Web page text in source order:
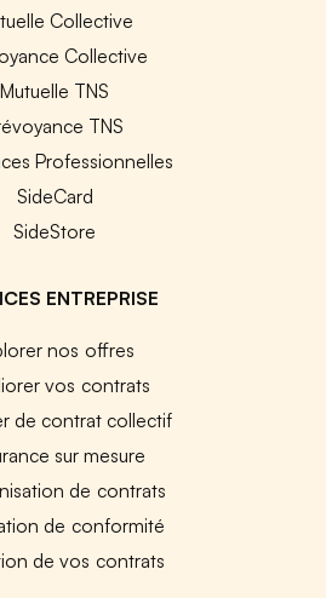
Collective
Collective
Mutuelle TNS
TNS
Professionnelles
SideCard
SideStore
ENTREPRISE
nos offres
vos contrats
de contrat collectif
sur mesure
de contrats
de conformité
de vos contrats